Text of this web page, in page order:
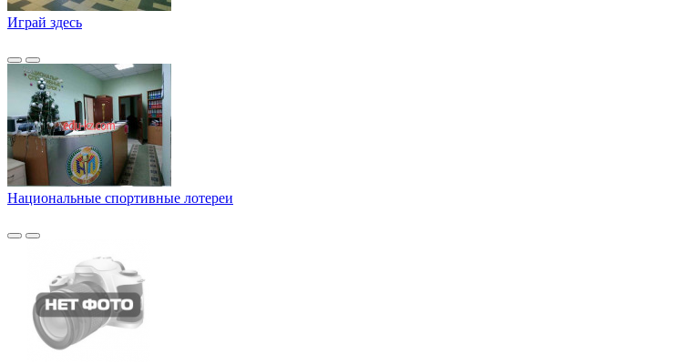
Играй здесь
Национальные спортивные лотереи